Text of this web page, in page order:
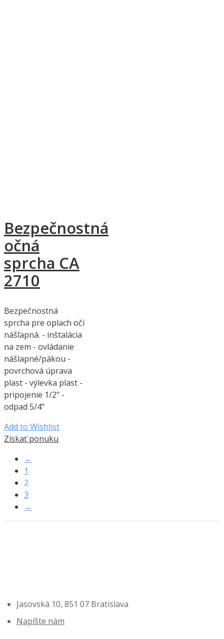
Bezpečnostná
očná
sprcha CA
2710
Bezpečnostná
sprcha pre oplach očí
nášľapná. - inštalácia
na zem - ovládanie
nášlapné/pákou -
povrchová úprava
plast - výlevka plast -
pripojenie 1/2" -
odpad 5/4"
Add to Wishlist
Získať ponuku
←
1
2
3
→
Jasovská 10, 851 07 Bratislava
Napíšte nám